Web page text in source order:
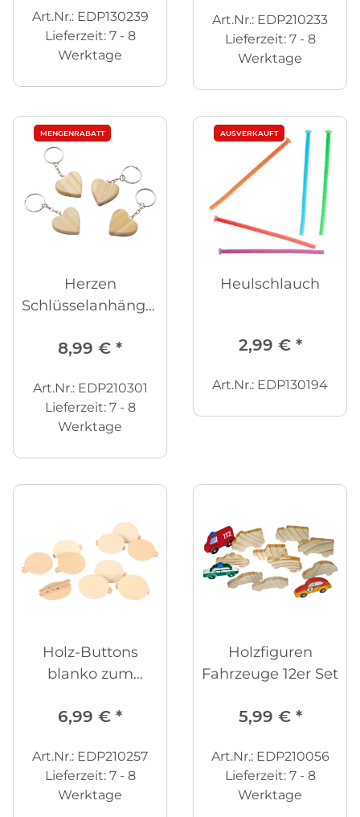
Art.Nr.: EDP130239
Lieferzeit: 7 - 8
Werktage
Art.Nr.: EDP210233
Lieferzeit: 7 - 8
Werktage
MENGENRABATT
Herzen
Schlüsselanhänger
8,99 € *
Art.Nr.: EDP210301
Lieferzeit: 7 - 8
Werktage
AUSVERKAUFT
Heulschlauch
2,99 € *
Art.Nr.: EDP130194
Holz-Buttons
blanko zum
Stück
6,99 € *
Art.Nr.: EDP210257
Lieferzeit: 7 - 8
Werktage
Holzfiguren
Fahrzeuge 12er Set
5,99 € *
Art.Nr.: EDP210056
Lieferzeit: 7 - 8
Werktage